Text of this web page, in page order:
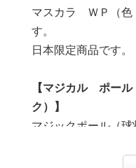
マスカラ ＷＰ（色
す。
日本限定商品です。
【マジカル ポー
ク）】
マジックポール（